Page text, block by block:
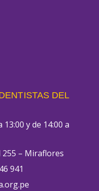
DEL
13:00 y de 14:00 a
255 – Miraflores
941